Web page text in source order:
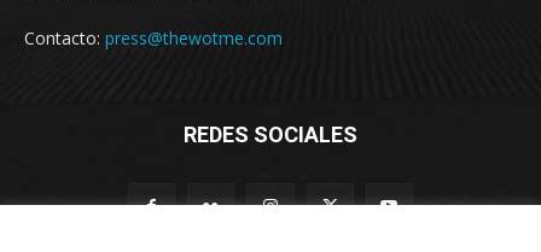
Contacto: press@thewotme.com
REDES SOCIALES